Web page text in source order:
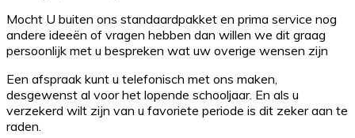
Mocht U buiten ons standaardpakket en prima service nog
andere ideeën of vragen hebben dan willen we dit graag
persoonlijk met u bespreken wat uw overige wensen zijn
Een afspraak kunt u telefonisch met ons maken,
desgewenst al voor het lopende schooljaar. En als u
verzekerd wilt zijn van u favoriete periode is dit zeker aan te
raden.